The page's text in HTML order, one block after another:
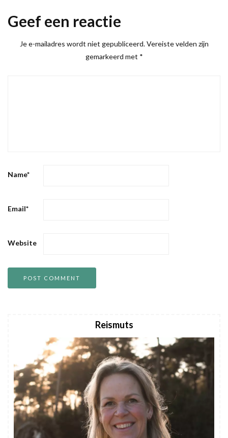
Geef een reactie
Je e-mailadres wordt niet gepubliceerd. Vereiste velden zijn
gemarkeerd met *
Name*
Email*
Website
Reismuts